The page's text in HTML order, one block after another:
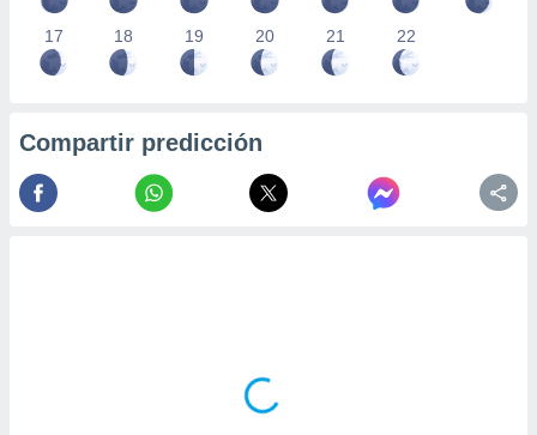
17 18 19 20 21 22
Compartir predicción